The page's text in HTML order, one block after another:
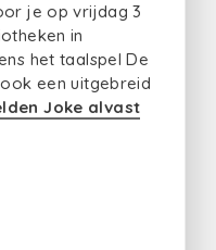
je op vrijdag 3
in
het taalspel De
een uitgebreid
Joke alvast